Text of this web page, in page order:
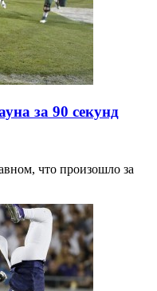
за 90 секунд
что произошло за